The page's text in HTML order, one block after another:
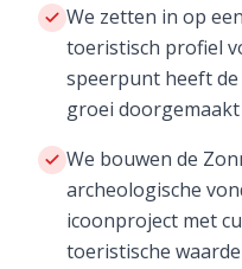
We zetten in op
toeristisch profiel
speerpunt heeft
groei doorgemaakt
We bouwen de
archeologische
icoonproject met
toeristische waarde